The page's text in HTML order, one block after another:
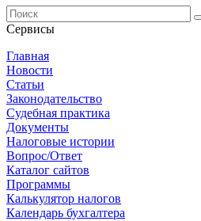
Сервисы
Главная
Новости
Cтатьи
Законодательство
Судебная практика
Документы
Налоговые истории
Вопрос/Ответ
Каталог сайтов
Программы
Калькулятор налогов
Календарь бухгалтера